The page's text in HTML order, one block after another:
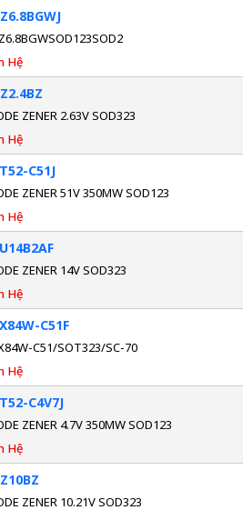
Hệ
ZENER 2.63V SOD323
Hệ
C51J
ZENER 51V 350MW SOD123
Hệ
ZENER 14V SOD323
Hệ
C51F
C51/SOT323/SC-70
Hệ
C4V7J
ZENER 4.7V 350MW SOD123
Hệ
ZENER 10.21V SOD323